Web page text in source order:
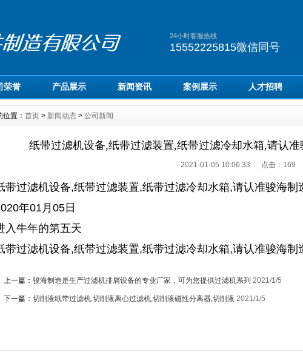
24小时客服热线
15552225815微信同号
荣誉 产品展示 新闻资讯 案例展示 人才招聘
位置： 首页 > 新闻动态 > 公司新闻
纸带过滤机设备,纸带过滤装置,纸带过滤冷却水箱,请认准
2021-01-05 10:06:33 点击： 169
带过滤机设备,纸带过滤装置,纸带过滤冷却水箱,请认准骏海制
年01月05日
入牛年的第五天
带过滤机设备,纸带过滤装置,纸带过滤冷却水箱,请认准骏海制
上一篇： 骏海制造是生产过滤机排屑设备的专业厂家，可为您提供过滤机系列 2021/1/5
下一篇： 切削液纸带过滤机,切削液离心过滤机,切削液磁性分离器,切削液 2021/1/5